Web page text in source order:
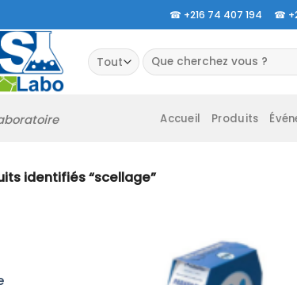
☎ +216 74 407 194 ☎
Recherche
pour :
Accueil Produits
identifiés “scellage”